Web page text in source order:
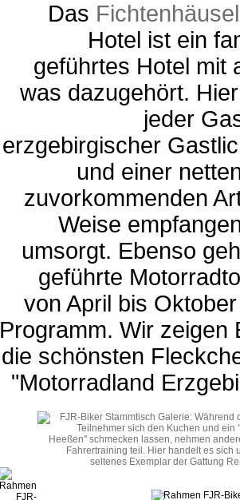
Das Fichtenhäusel
Hotel ist ein
geführtes Hotel mit
was dazugehört.
jeder
erzgebirgischer
und einer
zuvorkommenden
Weise
umsorgt. Ebenso
geführte
von April bis
Programm. Wir zeigen
die schönsten
"Motorradland